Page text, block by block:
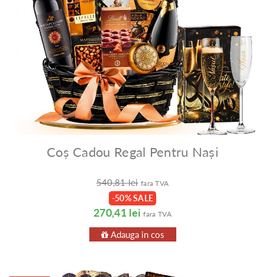
Coș Cadou Regal Pentru Nași
540,81 lei fara TVA
-50% SALE
270,41 lei fara TVA
Adauga in cos